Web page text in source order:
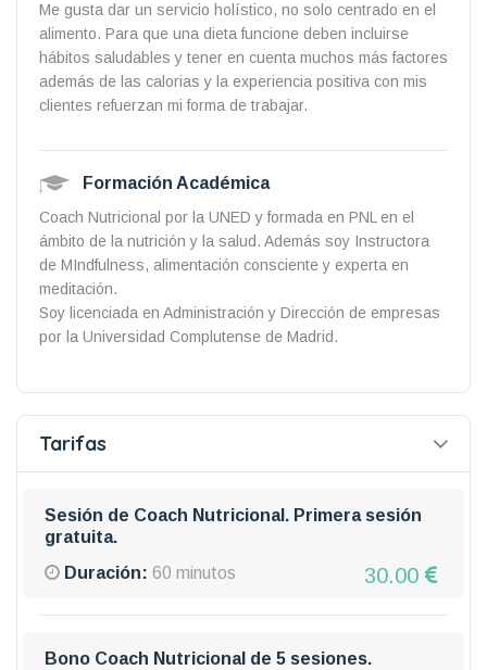
Me gusta dar un servicio holístico, no solo centrado en el
alimento. Para que una dieta funcione deben incluirse
hábitos saludables y tener en cuenta muchos más factores
además de las calorias y la experiencia positiva con mis
clientes refuerzan mi forma de trabajar.
Formación Académica
Coach Nutricional por la UNED y formada en PNL en el
ámbito de la nutrición y la salud. Además soy Instructora
de MIndfulness, alimentación consciente y experta en
meditación.
Soy licenciada en Administración y Dirección de empresas
por la Universidad Complutense de Madrid.
Tarifas
Sesión de Coach Nutricional. Primera sesión
gratuita.
Duración: 60 minutos 30.00
Bono Coach Nutricional de 5 sesiones.